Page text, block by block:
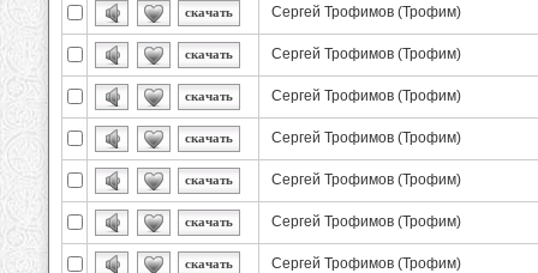
скачать Сергей Трофимов (Трофим)
скачать Сергей Трофимов (Трофим)
скачать Сергей Трофимов (Трофим)
скачать Сергей Трофимов (Трофим)
скачать Сергей Трофимов (Трофим)
скачать Сергей Трофимов (Трофим)
скачать Сергей Трофимов (Трофим)